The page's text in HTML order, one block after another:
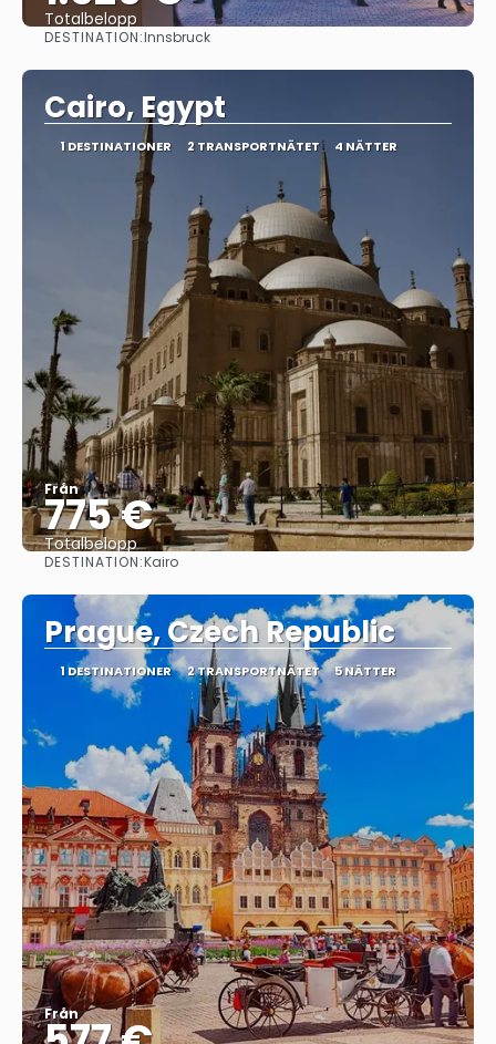
Totalbelopp
DESTINATION:Innsbruck
Cairo, Egypt
1 DESTINATIONER 2 TRANSPORTNÄTET 4 NÄTTER
Från
775 €
Totalbelopp
DESTINATION:Kairo
Prague, Czech Republic
1 DESTINATIONER 2 TRANSPORTNÄTET 5 NÄTTER
Från